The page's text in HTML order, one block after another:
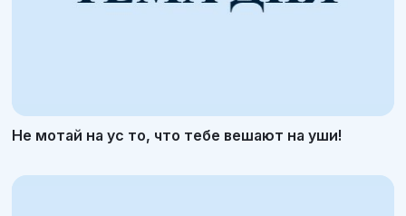
Не мотай на ус то, что тебе вешают на уши!